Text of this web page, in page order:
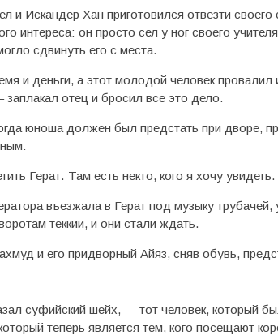
и Искандер Хан приготовился отвезти
интереса: он просто сел у ног своего
сдвинуть его с места.
и деньги, а этот молодой человек провалил
отец и бросил все это дело.
юноша должен был предстать при дворе,
Герат. Там есть некто, кого я хочу увидеть.
въезжала в Герат под музыку
теккии, и они стали ждать.
и его придворный Айяз, сняв обувь,
суфийский шейх, — тот человек, который
теперь является тем, кого посещают